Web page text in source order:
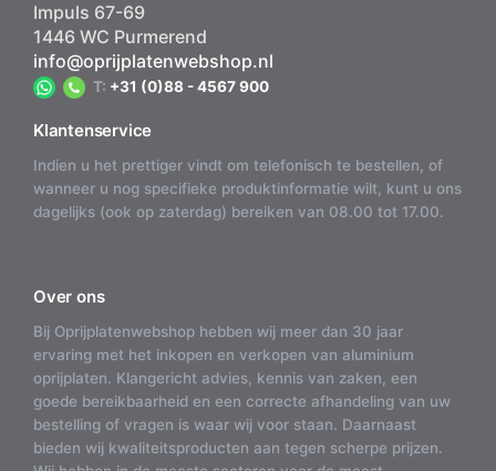
Impuls 67-69
1446 WC Purmerend
info@oprijplatenwebshop.nl
T: +31 (0)88 - 4567 900
Klantenservice
Indien u het prettiger vindt om telefonisch te bestellen, of
wanneer u nog specifieke produktinformatie wilt, kunt u ons
dagelijks (ook op zaterdag) bereiken van 08.00 tot 17.00.
Over ons
Bij Oprijplatenwebshop hebben wij meer dan 30 jaar
ervaring met het inkopen en verkopen van aluminium
oprijplaten. Klangericht advies, kennis van zaken, een
goede bereikbaarheid en een correcte afhandeling van uw
bestelling of vragen is waar wij voor staan. Daarnaast
bieden wij kwaliteitsproducten aan tegen scherpe prijzen.